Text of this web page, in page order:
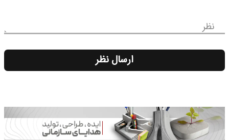
نظر
ارسال نظر